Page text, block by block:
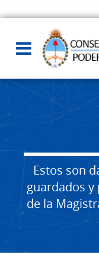
Estos son
guardados y
de la